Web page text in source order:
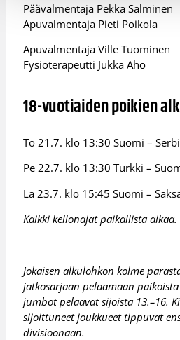
Päävalmentaja Pekka Salminen
Apuvalmentaja Pieti Poikola
Apuvalmentaja Ville Tuominen
Fysioterapeutti Jukka Aho
18-vuotiaiden poikien
To 21.7. klo 13:30 Suomi –
Pe 22.7. klo 13:30 Turkki –
La 23.7. klo 15:45 Suomi –
Kaikki kellonajat paikallista aikaa.
Jokaisen alkulohkon kolme
jatkosarjaan pelaamaan
jumbot pelaavat sijoista 13.–16.
sijoittuneet joukkueet tippuvat
divisioonaan.